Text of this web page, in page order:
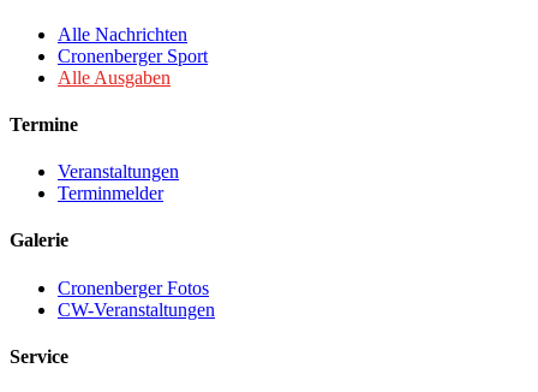
Alle Nachrichten
Cronenberger Sport
Alle Ausgaben
Termine
Veranstaltungen
Terminmelder
Galerie
Cronenberger Fotos
CW-Veranstaltungen
Service